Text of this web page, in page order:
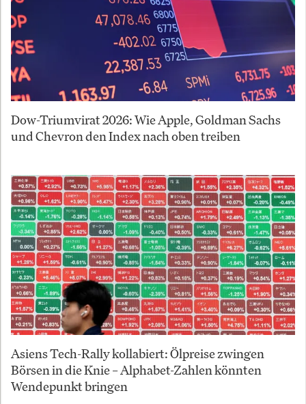
Dow-Triumvirat 2026: Wie Apple, Goldman Sachs
und Chevron den Index nach oben treiben
Asiens Tech-Rally kollabiert: Ölpreise zwingen
Börsen in die Knie – Alphabet-Zahlen könnten
Wendepunkt bringen